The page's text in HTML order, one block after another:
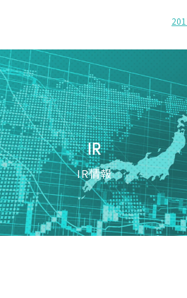
IR
IR情報